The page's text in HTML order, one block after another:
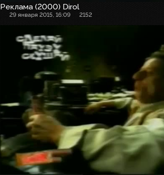
Реклама (2000) Dirol
29 января 2015, 16:09 2152